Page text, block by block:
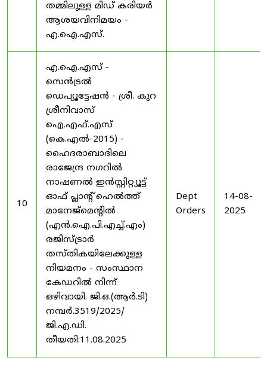
തമ്മിലുള്ള മിഡ് കരിയർ
ആശയവിനിമയം -
എ.ഐ.എസ്.
10
എ.ഐ.എസ് -
സെൻട്രൽ
ഡെപ്യൂട്ടേഷൻ - ശ്രീ. കുറ
ശ്രീനിവാസ്
ഐ.എഫ്.എസ്
(കെ.എൽ-2015) -
ഹൈദരാബാദിലെ
രാജേന്ദ്ര നഗറിൽ
നാഷണൽ ഇൻസ്റ്റിറ്റ്യൂട്ട്
ഓഫ് പ്ലാന്റ് ഹെൽത്ത്
മാനേജ്‌മെന്റിൽ
(എൻ.ഐ.പി.എച്ച്.എം)
രജിസ്ട്രാർ
തസ്തികയിലേക്കുള്ള
നിയമനം - സംസ്ഥാന
കേഡറിൽ നിന്ന്
ഒഴിവായി. ജി.ഒ.(ആർ.ടി)
നമ്പർ.3519/2025/
ജി.എ.ഡി.
തീയതി:11.08.2025
Dept
Orders
14-08-
2025